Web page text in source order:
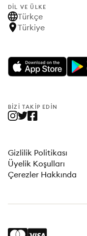
DIL VE ÜLKE
Türkçe
Türkiye
BIZI TAKIP EDIN
Gizlilik Politikası
Üyelik Koşulları
Çerezler Hakkında